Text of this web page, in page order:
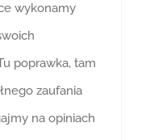
wykonamy
poprawka, tam
zaufania
na opiniach